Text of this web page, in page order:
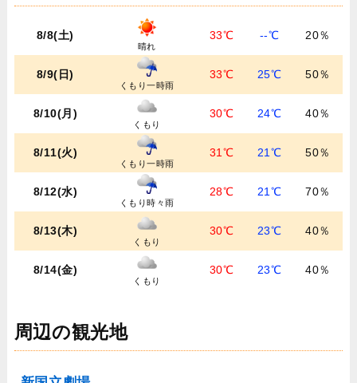
8/8(土)
晴れ
33℃ --℃ 20％
8/9(日)
くもり一時雨
33℃ 25℃ 50％
8/10(月)
くもり
30℃ 24℃ 40％
8/11(火)
くもり一時雨
31℃ 21℃ 50％
8/12(水)
くもり時々雨
28℃ 21℃ 70％
8/13(木)
くもり
30℃ 23℃ 40％
8/14(金)
くもり
30℃ 23℃ 40％
周辺の観光地